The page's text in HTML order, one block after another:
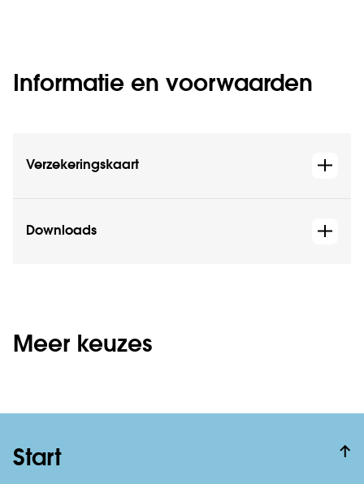
Informatie en voorwaarden
Verzekeringskaart
Downloads
Meer keuzes
Start